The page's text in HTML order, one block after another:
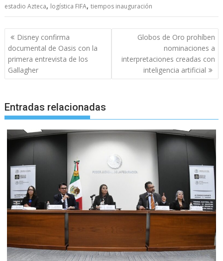
estadio Azteca, logística FIFA,tiempos inauguración
Navegación
de
entradas
Disney confirma
documental de Oasis con la
primera entrevista de los
Gallagher
Globos de Oro prohíben
nominaciones a
interpretaciones creadas con
inteligencia artificial
Entradas relacionadas